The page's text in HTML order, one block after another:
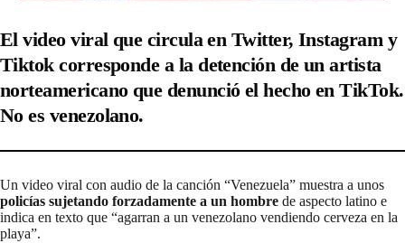
El video viral que circula en Twitter, Instagram y
Tiktok corresponde a la detención de un artista
norteamericano que denunció el hecho en TikTok.
No es venezolano.
Un video viral con audio de la canción “Venezuela” muestra a unos
policías sujetando forzadamente a un hombre de aspecto latino e
indica en texto que “agarran a un venezolano vendiendo cerveza en la
playa”.